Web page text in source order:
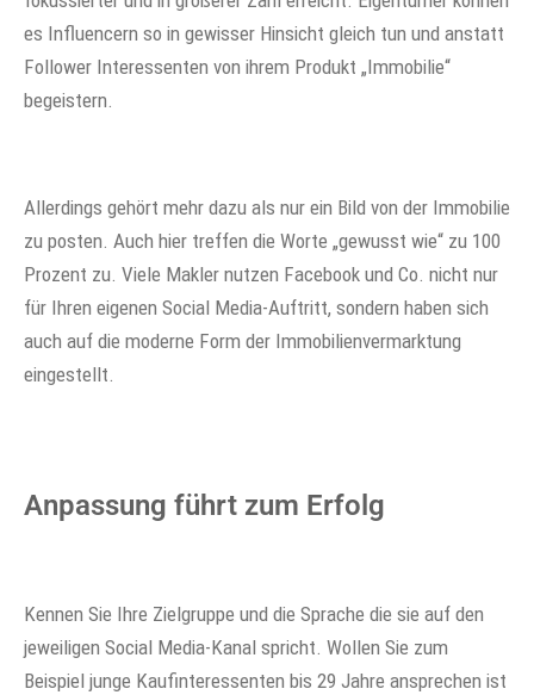
es Influencern so in gewisser Hinsicht gleich tun und anstatt
Follower Interessenten von ihrem Produkt „Immobilie“
begeistern.
Allerdings gehört mehr dazu als nur ein Bild von der Immobilie
zu posten. Auch hier treffen die Worte „gewusst wie“ zu 100
Prozent zu. Viele Makler nutzen Facebook und Co. nicht nur
für Ihren eigenen Social Media-Auftritt, sondern haben sich
auch auf die moderne Form der Immobilienvermarktung
eingestellt.
Anpassung führt zum Erfolg
Kennen Sie Ihre Zielgruppe und die Sprache die sie auf den
jeweiligen Social Media-Kanal spricht. Wollen Sie zum
Beispiel junge Kaufinteressenten bis 29 Jahre ansprechen ist